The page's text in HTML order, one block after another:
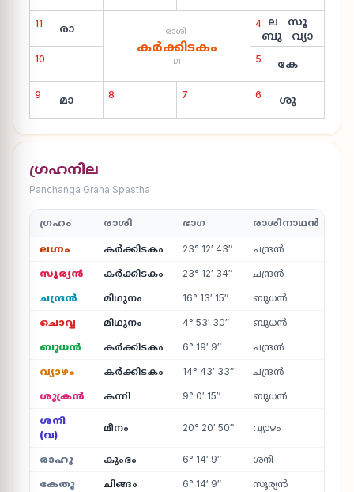
രാ
11 ല
സൂ
ബു
വ്യാ
4
10 കേ
5
മാ
9 8 7 ശു
6
രാശി
കർക്കിടകം
D1
ഗ്രഹനില
Panchanga Graha Spastha
ഗ്രഹം രാശി ഭാഗ രാശിനാഥൻ
ലഗ്നം കർക്കിടകം 23° 12′ 43″ ചന്ദ്രൻ
സൂര്യൻ കർക്കിടകം 23° 12′ 34″ ചന്ദ്രൻ
ചന്ദ്രൻ മിഥുനം 16° 13′ 15″ ബുധൻ
ചൊവ്വ മിഥുനം 4° 53′ 30″ ബുധൻ
ബുധൻ കർക്കിടകം 6° 19′ 9″ ചന്ദ്രൻ
വ്യാഴം കർക്കിടകം 14° 43′ 33″ ചന്ദ്രൻ
ശുക്രൻ കന്നി 9° 0′ 15″ ബുധൻ
ശനി
(വ)
മീനം 20° 20′ 50″ വ്യാഴം
രാഹു കുംഭം 6° 14′ 9″ ശനി
കേതു ചിങ്ങം 6° 14′ 9″ സൂര്യൻ